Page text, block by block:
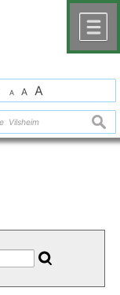
A A A